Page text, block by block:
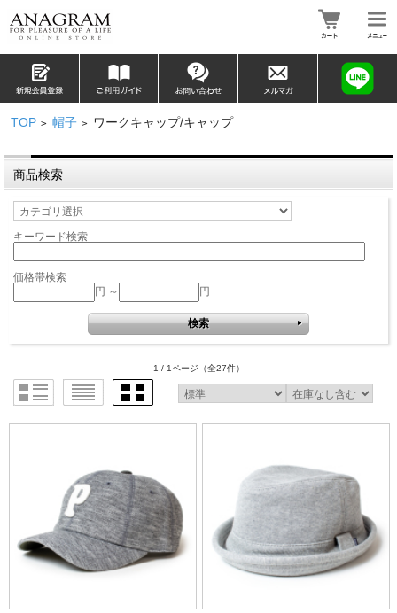
TOP > 帽子 > ワークキャップ/キャップ
商品検索
キーワード検索
価格帯検索
円 ～
円
1 / 1ページ （全27件）